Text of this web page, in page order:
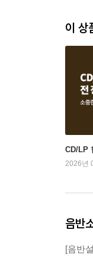
이 상
CD/LP
2026년
음반
[음반